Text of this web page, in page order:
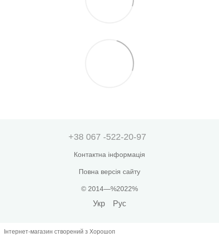
+38 067 -522-20-97
Контактна інформація
Повна версія сайту
© 2014—%2022%
Укр Рус
Інтернет-магазин створений з Хорошоп